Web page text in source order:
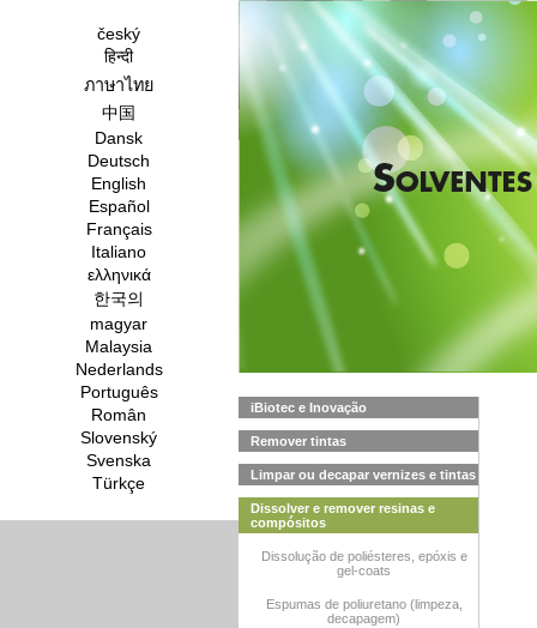
český
हिन्दी
ภาษาไทย
中国
Dansk
Deutsch
English
Español
Français
Italiano
ελληνικά
한국의
magyar
Malaysia
Nederlands
Português
Român
Slovenský
Svenska
Türkçe
iBiotec e Inovação
Remover tintas
Limpar ou decapar vernizes e tintas
Dissolver e remover resinas e
compósitos
Dissolução de poliésteres, epóxis e
gel-coats
Espumas de poliuretano (limpeza,
decapagem)